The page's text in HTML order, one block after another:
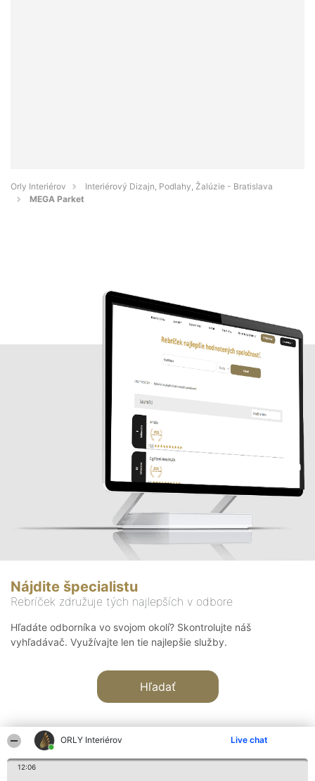
ORLY Interiérov Live chat
12:06
Orly Interiérov
Interiérový Dizajn, Podlahy, Žalúzie - Bratislava
MEGA Parket
Nájdite špecialistu
Rebríček združuje tých najlepších v odbore
Hľadáte odborníka vo svojom okolí? Skontrolujte náš
vyhľadávač. Využívajte len tie najlepšie služby.
Hľadať